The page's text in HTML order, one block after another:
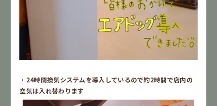
・24時間換気システムを導入しているので約2時間で店内の
空気は入れ替わります